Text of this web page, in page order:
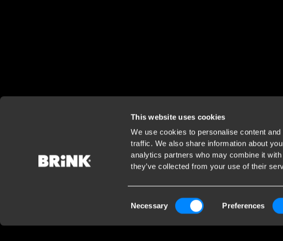
This website uses cookies
We use cookies to personalise content
traffic. We also share information about
analytics partners who may combine it
they’ve collected from your use of their
Selection
Necessary Preferences